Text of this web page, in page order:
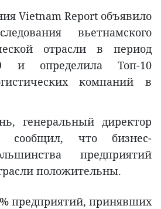
Vietnam Report объявило
вьетнамского
отрасли в период
и определила Топ-10
компаний в
генеральный директор
сообщил, что бизнес-
предприятий
положительны.
предприятий, принявших